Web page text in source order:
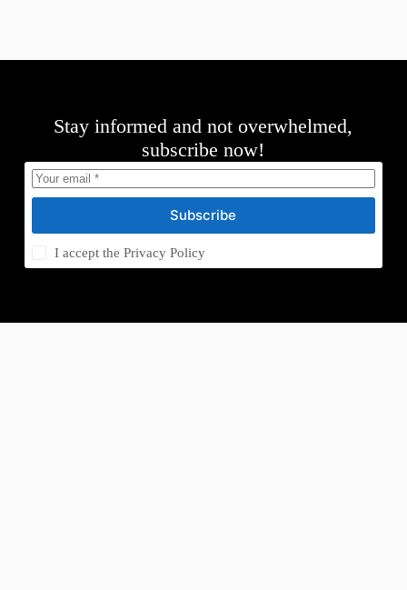
Stay informed and not overwhelmed,
subscribe now!
Subscribe
I accept thePrivacy Policy